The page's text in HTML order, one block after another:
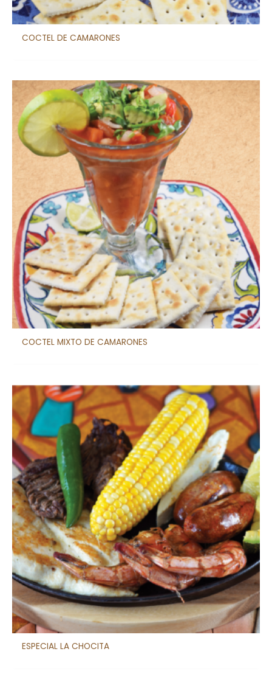
COCTEL DE CAMARONES
COCTEL MIXTO DE CAMARONES
ESPECIAL LA CHOCITA